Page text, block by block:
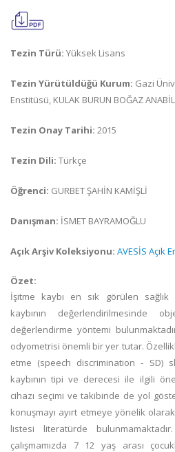
Tezin Türü: Yüksek Lisans
Tezin Yürütüldüğü Kurum: Gazi
Enstitüsü, KULAK BURUN BOĞAZ
Tezin Onay Tarihi: 2015
Tezin Dili: Türkçe
Öğrenci: GURBET ŞAHİN KAMİŞLİ
Danışman: İSMET BAYRAMOĞLU
Açık Arşiv Koleksiyonu: AVESİS Açık
Özet:
İşitme kaybı en sık görülen sağlık
kaybının değerlendirilmesinde
değerlendirme yöntemi
odyometrisi önemli bir yer tutar.
etme (speech discrimination - SD)
kaybının tipi ve derecesi ile ilgili
cihazı seçimi ve takibinde de yol
konuşmayı ayırt etmeye yönelik
listesi literatürde
çalışmamızda 7 12 yaş arası